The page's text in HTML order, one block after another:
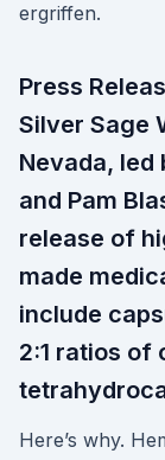
ergriffen.
Press
Silver Sage
Nevada,
and Pam
release of
made
include
2:1 ratios of
Here’s why.